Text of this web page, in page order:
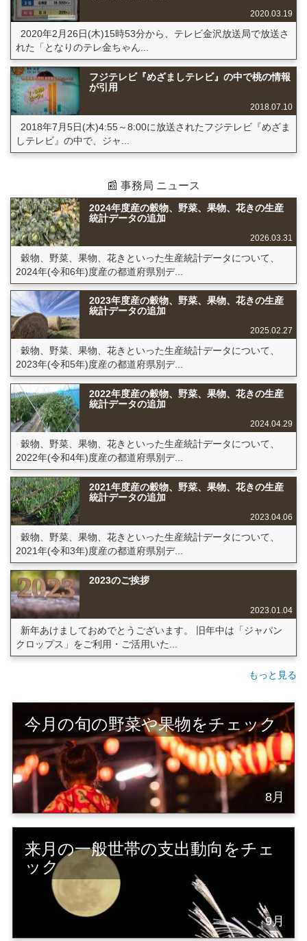
2020.03.19
2020年2月26日(木)15時53分から、テレビ金沢放送局で放送さ
れた「となりのテレ金ちゃん...
フジテレビ『めざましテレビ』の中で桃の情報
が引用
2018.07.10
2018年7月5日(木)4:55～8:00に放送されたフジテレビ『めざま
しテレビ』の中で、ジャ...
📰 事務局 ニュース
2024年度産の穀物、野菜、果物、花きの生産
統計データの追加
2026.03.31
穀物、野菜、果物、花きといった生産統計データについて、
2024年(令和6年)度産の都道府県別デ...
2023年度産の穀物、野菜、果物、花きの生産
統計データの追加
2025.02.27
穀物、野菜、果物、花きといった生産統計データについて、
2023年(令和5年)度産の都道府県別デ...
2022年度産の穀物、野菜、果物、花きの生産
統計データの追加
2024.04.29
穀物、野菜、果物、花きといった生産統計データについて、
2022年(令和4年)度産の都道府県別デ...
2021年度産の穀物、野菜、果物、花きの生産
統計データの追加
2023.04.06
穀物、野菜、果物、花きといった生産統計データについて、
2021年(令和3年)度産の都道府県別デ...
2023のご挨拶
2023.01.04
新年あけましておめでとうございます。 旧年中は「ジャパン
クロップス」をご利用・ご活用いた...
もっと見る
今月の旬の野菜や果物をチェック
8月
来月の一般世帯の支出動向をチェ
ック
9月